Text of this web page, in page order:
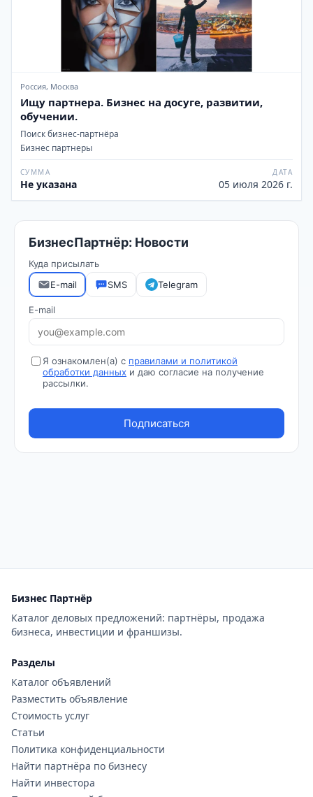
Россия, Москва
Ищу партнера. Бизнес на досуге, развитии,
обучении.
Поиск бизнес-партнёра
Бизнес партнеры
СУММА
Не указана
ДАТА
05 июля 2026 г.
Бизнес Партнёр
Каталог деловых предложений: партнёры, продажа
бизнеса, инвестиции и франшизы.
Разделы
Каталог объявлений
Разместить объявление
Стоимость услуг
Статьи
Политика конфиденциальности
Найти партнёра по бизнесу
Найти инвестора